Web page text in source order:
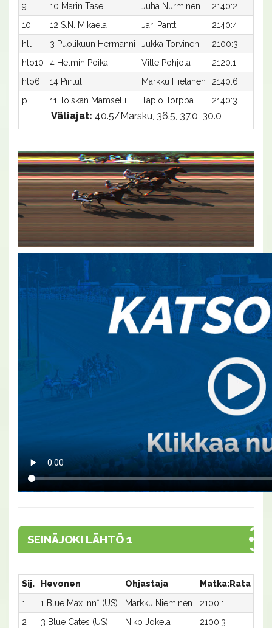
9
10 Marin Tase Juha Nurminen 2140:2
10
12 S.N. Mikaela Jari Pantti 2140:4
hll
3 Puolikuun Hermanni Jukka Torvinen 2100:3
hlo10
4 Helmin Poika Ville Pohjola 2120:1
hlo6
14 Piirtuli Markku Hietanen 2140:6
p
11 Toiskan Mamselli Tapio Torppa 2140:3
Väliajat: 40.5/Marsku, 36.5, 37.0, 30.0
SEINÄJOKI LÄHTÖ 1
Sij. Hevonen Ohjastaja Matka:Rata
1
1 Blue Max Inn* (US) Markku Nieminen 2100:1
2
3 Blue Cates (US) Niko Jokela 2100:3